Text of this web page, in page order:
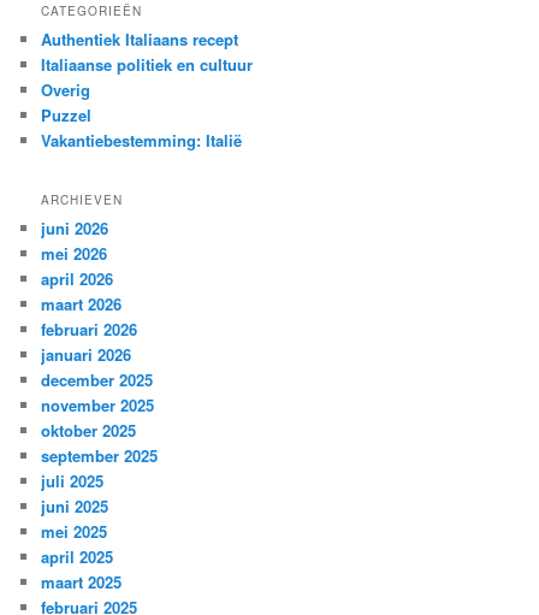
CATEGORIEËN
Authentiek Italiaans recept
Italiaanse politiek en cultuur
Overig
Puzzel
Vakantiebestemming: Italië
ARCHIEVEN
juni 2026
mei 2026
april 2026
maart 2026
februari 2026
januari 2026
december 2025
november 2025
oktober 2025
september 2025
juli 2025
juni 2025
mei 2025
april 2025
maart 2025
februari 2025